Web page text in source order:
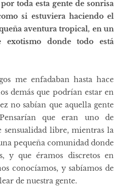
toda esta gente de sonrisa
si estuviera haciendo el
ña aventura tropical, en un
exotismo donde todo está
me enfadaban hasta hace
demás que podrían estar en
no sabían que aquella gente
que eran uno de
sensualidad libre, mientras la
pequeña comunidad donde
y que éramos discretos en
conocíamos, y sabíamos de
de nuestra gente.